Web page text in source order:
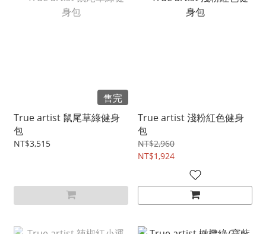
售完
True artist 鼠尾草綠健身
包
NT$3,515
True artist 淺粉紅色健身
包
NT$2,960
NT$1,924